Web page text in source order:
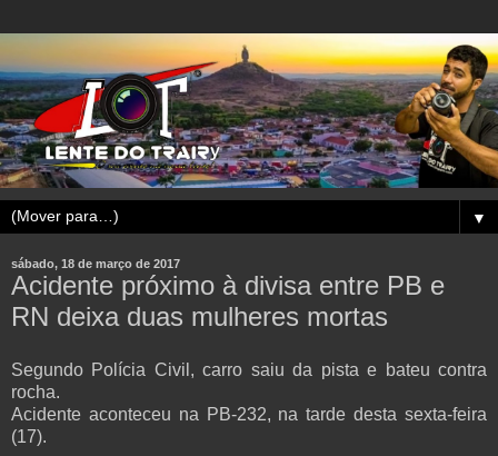
▼
sábado, 18 de março de 2017
Acidente próximo à divisa entre PB e
RN deixa duas mulheres mortas
Segundo Polícia Civil, carro saiu da pista e bateu contra
rocha.
Acidente aconteceu na PB-232, na tarde desta sexta-feira
(17).